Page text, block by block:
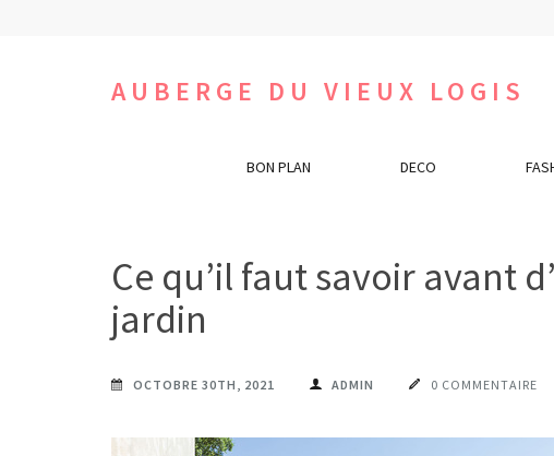
AUBERGE DU VIEUX LOGIS
BON PLAN DECO
Ce qu’il faut savoir avant
jardin
OCTOBRE 30TH, 2021 ADMIN 0 COMMENTAIRE